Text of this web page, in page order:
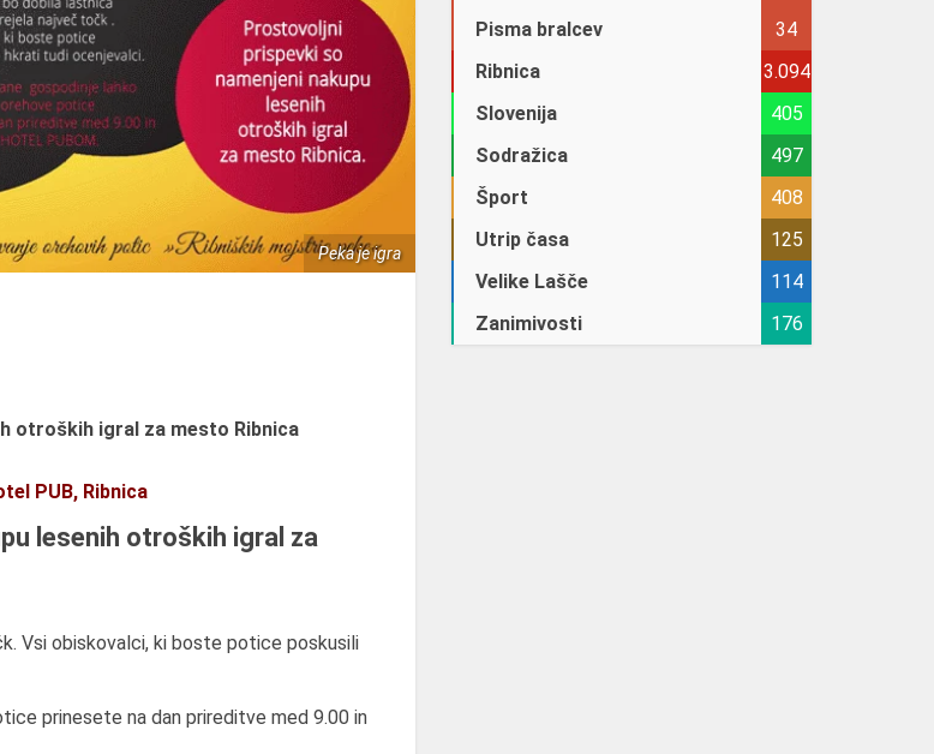
Peka je igra
otroških igral za mesto Ribnica
PUB, Ribnica
lesenih otroških igral za
Vsi obiskovalci, ki boste potice poskusili
prinesete na dan prireditve med 9.00 in
Pisma bralcev
34
Ribnica
3.094
Slovenija
405
Sodražica
497
Šport
408
Utrip časa
125
Velike Lašče
114
Zanimivosti
176